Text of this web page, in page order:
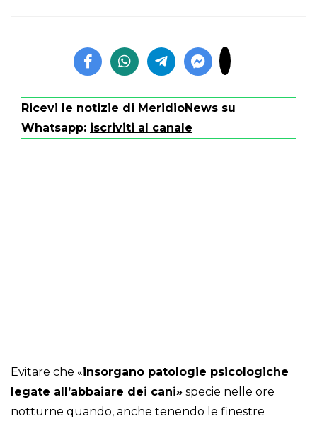
Ricevi le notizie di MeridioNews su
Whatsapp: iscriviti al canale
Evitare che «insorgano patologie psicologiche
legate all’abbaiare dei cani» specie nelle ore
notturne quando, anche tenendo le finestre